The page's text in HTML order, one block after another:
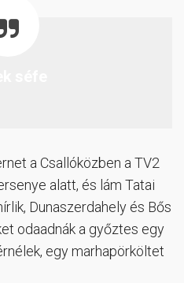
a Csallóközben a TV2
alatt, és lám Tatai
Dunaszerdahely és Bős
odaadnák a győztes egy
egy marhapörköltet